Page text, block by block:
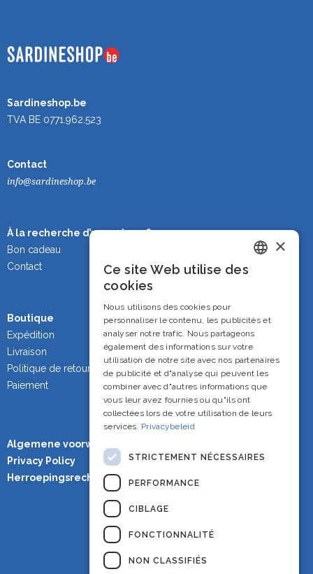
Sardineshop.be
TVA BE 0771.962.523
Contact
info@sardineshop.be
À la recherche d’un cadeau ?
Bon cadeau
Contact
Boutique
Expédition
Livraison
Politique de retour
Paiement
Algemene voorwaarden
Privacy Policy
Herroepingsrecht
×
Ce site Web utilise des
cookies
Nous utilisons des cookies pour
personnaliser le contenu, les publicités et
analyser notre trafic. Nous partageons
également des informations sur votre
utilisation de notre site avec nos partenaires
de publicité et d"analyse qui peuvent les
combiner avec d"autres informations que
vous leur avez fournies ou qu"ils ont
collectées lors de votre utilisation de leurs
services. Privacybeleid
STRICTEMENT NÉCESSAIRES
PERFORMANCE
CIBLAGE
FONCTIONNALITÉ
NON CLASSIFIÉS